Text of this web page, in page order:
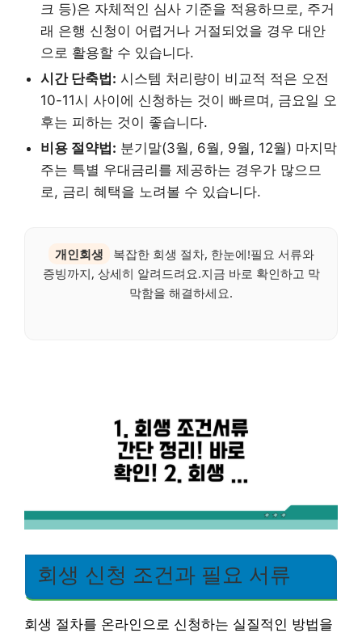
크 등)은 자체적인 심사 기준을 적용하므로, 주거
래 은행 신청이 어렵거나 거절되었을 경우 대안
으로 활용할 수 있습니다.
시간 단축법: 시스템 처리량이 비교적 적은 오전
10-11시 사이에 신청하는 것이 빠르며, 금요일 오
후는 피하는 것이 좋습니다.
비용 절약법: 분기말(3월, 6월, 9월, 12월) 마지막
주는 특별 우대금리를 제공하는 경우가 많으므
로, 금리 혜택을 노려볼 수 있습니다.
개인회생
복잡한 회생 절차, 한눈에!필요 서류와
증빙까지, 상세히 알려드려요.지금 바로 확인하고 막
막함을 해결하세요.
회생 신청 조건과 필요 서류
회생 절차를 온라인으로 신청하는 실질적인 방법을